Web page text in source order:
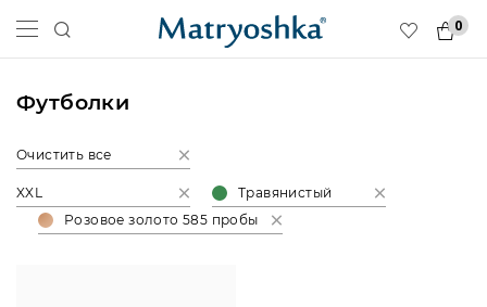
0
Футболки
Очистить все
XXL
Травянистый
Розовое золото 585 пробы